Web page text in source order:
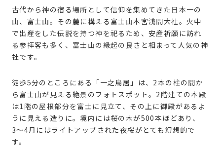
古代から神の宿る場所として信仰を集めてきた日本一の
山、富士山。その麓に構える富士山本宮浅間大社。火中
で出産をした伝説を持つ神を祀るため、安産祈願に訪れ
る参拝客も多く、富士山の縁起の良さと相まって人気の神
社です。
徒歩5分のところにある「一之鳥居」は、2本の柱の間か
ら富士山が見える絶景のフォトスポット。2階建ての本殿
は1階の屋根部分を富士に見立て、その上に御殿があるよ
うに見える造りに。境内には桜の木が500本ほどあり、
3〜4月にはライトアップされた夜桜がとても幻想的で
す。